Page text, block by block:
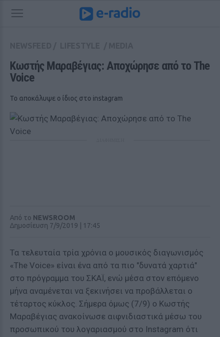
Κωστής Μαραβέγιας: Αποχώρησε από το The
Voice
Το αποκάλυψε ο ίδιος στο instagram
Από το NEWSROOM
Δημοσίευση 7/9/2019 | 17:45
Τα τελευταία τρία χρόνια ο μουσικός διαγωνισμός
«The Voice» είναι ένα από τα πιο "δυνατά χαρτιά"
στο πρόγραμμα του ΣΚΑΪ, ενώ μέσα στον επόμενο
μήνα αναμένεται να ξεκινήσει να προβάλλεται ο
τέταρτος κύκλος. Σήμερα όμως (7/9) ο Κωστής
Μαραβέγιας ανακοίνωσε αιφνιδιαστικά μέσω του
προσωπικού του λογαριασμού στο Instagram ότι